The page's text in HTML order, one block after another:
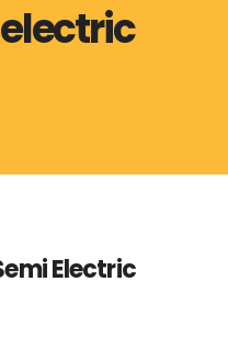
Electric